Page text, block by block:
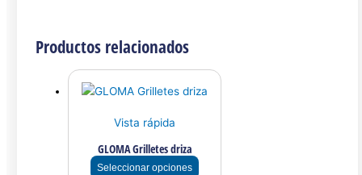
Productos relacionados
Vista rápida
GLOMA Grilletes driza
Seleccionar opciones